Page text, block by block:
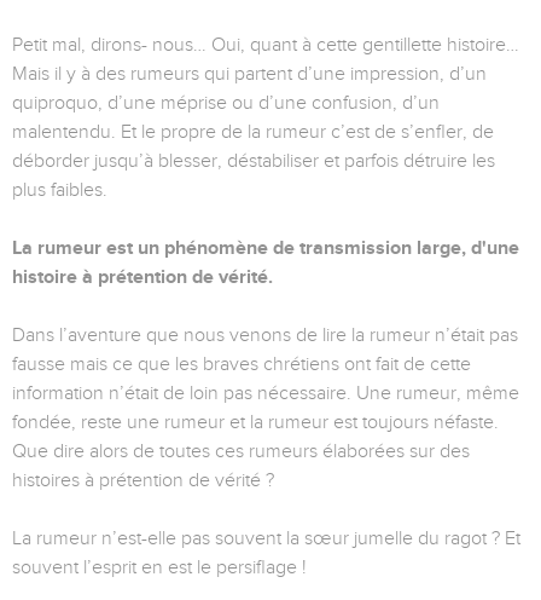
Petit mal, dirons- nous… Oui, quant à cette gentillette histoire…
Mais il y à des rumeurs qui partent d’une impression, d’un
quiproquo, d’une méprise ou d’une confusion, d’un
malentendu. Et le propre de la rumeur c’est de s’enfler, de
déborder jusqu’à blesser, déstabiliser et parfois détruire les
plus faibles.
La rumeur est un phénomène de transmission large, d'une
histoire à prétention de vérité.
Dans l’aventure que nous venons de lire la rumeur n’était pas
fausse mais ce que les braves chrétiens ont fait de cette
information n’était de loin pas nécessaire. Une rumeur, même
fondée, reste une rumeur et la rumeur est toujours néfaste.
Que dire alors de toutes ces rumeurs élaborées sur des
histoires à prétention de vérité ?
La rumeur n’est-elle pas souvent la sœur jumelle du ragot ? Et
souvent l’esprit en est le persiflage !